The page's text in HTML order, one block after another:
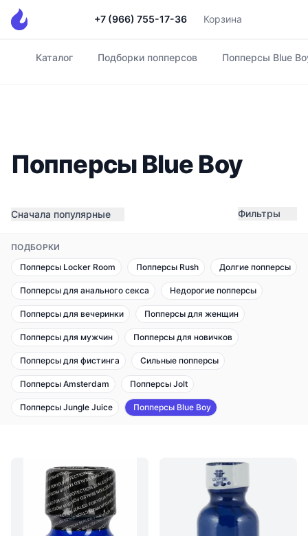
+7 (966) 755-17-36 Корзина
Главная
Каталог Подборки попперсов Попперсы Blue
Попперсы Blue Boy
Сначала популярные Фильтры
ПОДБОРКИ
Попперсы Locker Room
Попперсы Rush Долгие попперсы
Попперсы для анального секса Недорогие попперсы
Попперсы для вечеринки Попперсы для женщин
Попперсы для мужчин Попперсы для новичков
Попперсы для фистинга Сильные попперсы
Попперсы Amsterdam Попперсы Jolt
Попперсы Jungle Juice Попперсы Blue Boy